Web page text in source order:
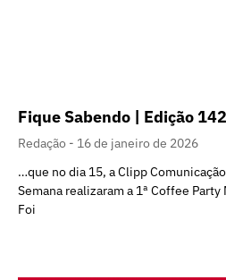
Fique Sabendo | Edição
Redação
16 de janeiro de 2026
…que no dia 15, a Clipp
Semana realizaram a 1ª Coffee
Foi